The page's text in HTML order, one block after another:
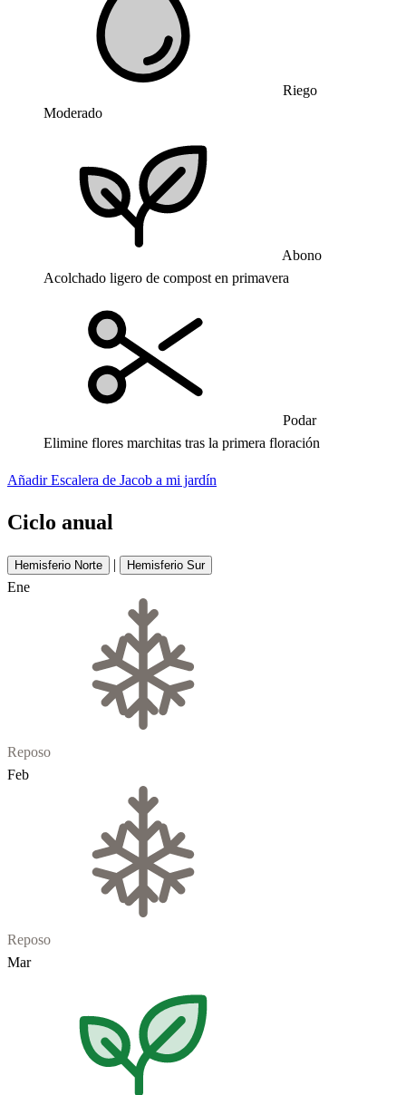
Riego
Moderado
Abono
Acolchado ligero de compost en primavera
Podar
Elimine flores marchitas tras la primera floración
Añadir Escalera de Jacob a mi jardín
Ciclo anual
Hemisferio Norte | Hemisferio Sur
Ene
Reposo
Feb
Reposo
Mar